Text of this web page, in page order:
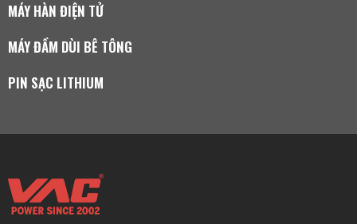
MÁY HÀN ĐIỆN TỬ
MÁY ĐẦM DÙI BÊ TÔNG
PIN SẠC LITHIUM